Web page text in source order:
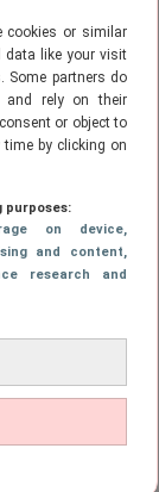
cookies or similar
data like your visit
Some partners do
rely on their
or object to
by clicking on
purposes:
on device,
and content,
research and